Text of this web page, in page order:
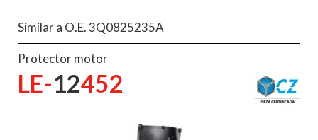
Similar a O.E. 3Q0825235A
Protector motor
LE-12452